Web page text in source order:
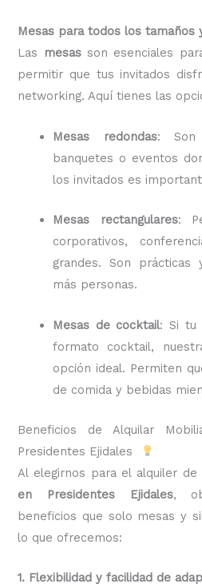
Mesas para todos los tamaños
Las
mesasson esenciales
permitir que tus invitados
networking. Aquí tienes las
Mesas redondas: Son
banquetes o eventos
los invitados es
Mesas rectangulares:
corporativos,
grandes. Son
más personas.
Mesas de cocktail: Si tu
formato cocktail,
opción ideal. Permiten
de comida y bebidas
Beneficios de Alquilar
Presidentes Ejidales
Al elegirnos para el alquiler de
en Presidentes Ejidales,
beneficios que solo mesas y
lo que ofrecemos:
1. Flexibilidad y facilidad de